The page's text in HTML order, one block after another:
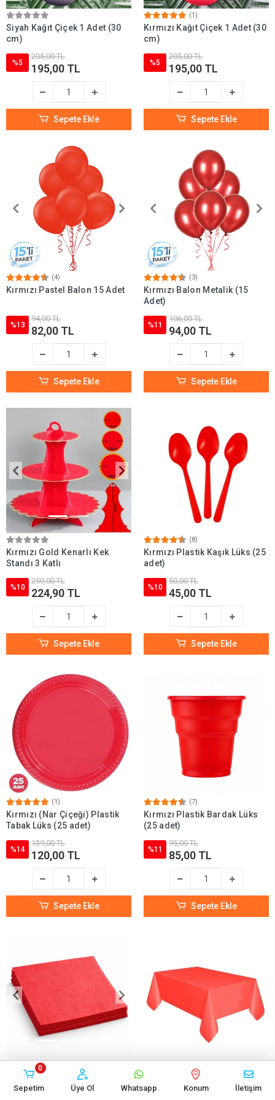
Siyah Kağıt Çiçek 1 Adet (30
cm)
%5
205,00 TL
195,00 TL
Sepete Ekle
(1)
Kırmızı Kağıt Çiçek 1 Adet (30
cm)
%5
205,00 TL
195,00 TL
Sepete Ekle
(4)
Kırmızı Pastel Balon 15 Adet
%13
94,00 TL
82,00 TL
Sepete Ekle
(3)
Kırmızı Balon Metalik (15
Adet)
%11
106,00 TL
94,00 TL
Sepete Ekle
Kırmızı Gold Kenarlı Kek
Standı 3 Katlı
%10
250,00 TL
224,90 TL
Sepete Ekle
(8)
Kırmızı Plastik Kaşık Lüks (25
adet)
%10
50,00 TL
45,00 TL
Sepete Ekle
(1)
Kırmızı (Nar Çiçeği) Plastik
Tabak Lüks (25 adet)
%14
139,00 TL
120,00 TL
Sepete Ekle
(7)
Kırmızı Plastik Bardak Lüks
(25 adet)
%11
95,00 TL
85,00 TL
Sepete Ekle
Kırmızı Peçete Lüks (20 adet)
Kırmızı Masa Örtüsü Plastik
(137x183 cm)
Sepetim
0
Üye Ol Whatsapp Konum İletişim